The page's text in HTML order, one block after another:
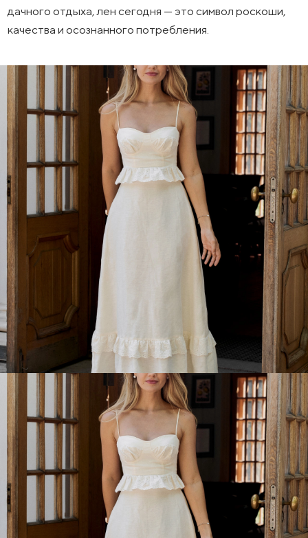
дачного отдыха, лен сегодня — это символ роскоши,
качества и осознанного потребления.